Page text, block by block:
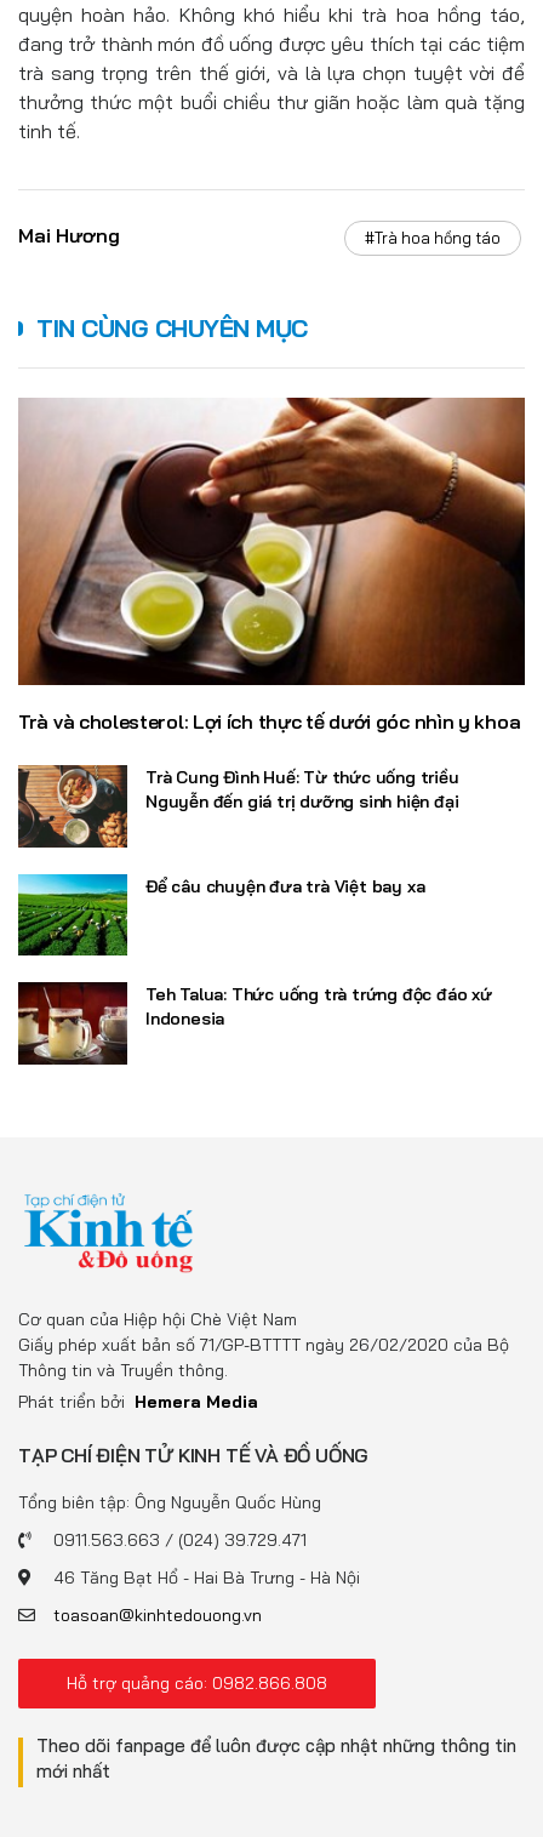
quyện hoàn hảo. Không khó hiểu khi trà hoa hồng táo,
đang trở thành món đồ uống được yêu thích tại các tiệm
trà sang trọng trên thế giới, và là lựa chọn tuyệt vời để
thưởng thức một buổi chiều thư giãn hoặc làm quà tặng
tinh tế.
Mai Hương #Trà hoa hồng táo
TIN CÙNG CHUYÊN MỤC
Trà và cholesterol: Lợi ích thực tế dưới góc nhìn y khoa
Trà Cung Đình Huế: Từ thức uống triều
Nguyễn đến giá trị dưỡng sinh hiện đại
Để câu chuyện đưa trà Việt bay xa
Teh Talua: Thức uống trà trứng độc đáo xứ
Indonesia
Cơ quan của Hiệp hội Chè Việt Nam
Giấy phép xuất bản số 71/GP-BTTTT ngày 26/02/2020 của Bộ
Thông tin và Truyền thông.
Phát triển bởi Hemera Media
TẠP CHÍ ĐIỆN TỬ KINH TẾ VÀ ĐỒ UỐNG
Tổng biên tập: Ông Nguyễn Quốc Hùng
0911.563.663 / (024) 39.729.471
46 Tăng Bạt Hổ - Hai Bà Trưng - Hà Nội
toasoan@kinhtedouong.vn
Hỗ trợ quảng cáo: 0982.866.808
Theo dõi fanpage để luôn được cập nhật những thông tin
mới nhất